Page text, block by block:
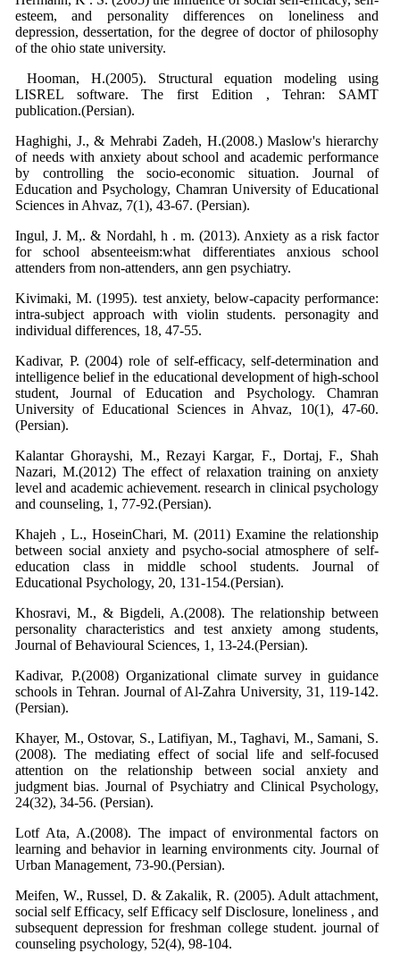
esteem, and personality differences on loneliness and
depression, dessertation, for the degree of doctor of philosophy
of the ohio state university.
Hooman, H.(2005). Structural equation modeling using
LISREL software. The first Edition , Tehran: SAMT
publication.(Persian).
Haghighi, J., & Mehrabi Zadeh, H.(2008.) Maslow's hierarchy
of needs with anxiety about school and academic performance
by controlling the socio-economic situation. Journal of
Education and Psychology, Chamran University of Educational
Sciences in Ahvaz, 7(1), 43-67. (Persian).
Ingul, J. M,. & Nordahl, h . m. (2013). Anxiety as a risk factor
for school absenteeism:what differentiates anxious school
attenders from non-attenders, ann gen psychiatry.
Kivimaki, M. (1995). test anxiety, below-capacity performance:
intra-subject approach with violin students. personagity and
individual differences, 18, 47-55.
Kadivar, P. (2004) role of self-efficacy, self-determination and
intelligence belief in the educational development of high-school
student, Journal of Education and Psychology. Chamran
University of Educational Sciences in Ahvaz, 10(1), 47-60.
(Persian).
Kalantar Ghorayshi, M., Rezayi Kargar, F., Dortaj, F., Shah
Nazari, M.(2012) The effect of relaxation training on anxiety
level and academic achievement. research in clinical psychology
and counseling, 1, 77-92.(Persian).
Khajeh , L., HoseinChari, M. (2011) Examine the relationship
between social anxiety and psycho-social atmosphere of self-
education class in middle school students. Journal of
Educational Psychology, 20, 131-154.(Persian).
Khosravi, M., & Bigdeli, A.(2008). The relationship between
personality characteristics and test anxiety among students,
Journal of Behavioural Sciences, 1, 13-24.(Persian).
Kadivar, P.(2008) Organizational climate survey in guidance
schools in Tehran. Journal of Al-Zahra University, 31, 119-142.
(Persian).
Khayer, M., Ostovar, S., Latifiyan, M., Taghavi, M., Samani, S.
(2008). The mediating effect of social life and self-focused
attention on the relationship between social anxiety and
judgment bias. Journal of Psychiatry and Clinical Psychology,
24(32), 34-56. (Persian).
Lotf Ata, A.(2008). The impact of environmental factors on
learning and behavior in learning environments city. Journal of
Urban Management, 73-90.(Persian).
Meifen, W., Russel, D. & Zakalik, R. (2005). Adult attachment,
social self Efficacy, self Efficacy self Disclosure, loneliness , and
subsequent depression for freshman college student. journal of
counseling psychology, 52(4), 98-104.